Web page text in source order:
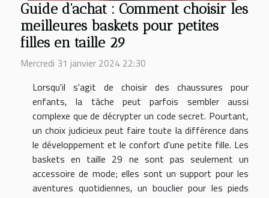
Guide d'achat : Comment choisir les
meilleures baskets pour petites
filles en taille 29
Mercredi 31 janvier 2024 22:30
Lorsqu'il s'agit de choisir des chaussures pour
enfants, la tâche peut parfois sembler aussi
complexe que de décrypter un code secret. Pourtant,
un choix judicieux peut faire toute la différence dans
le développement et le confort d'une petite fille. Les
baskets en taille 29 ne sont pas seulement un
accessoire de mode; elles sont un support pour les
aventures quotidiennes, un bouclier pour les pieds